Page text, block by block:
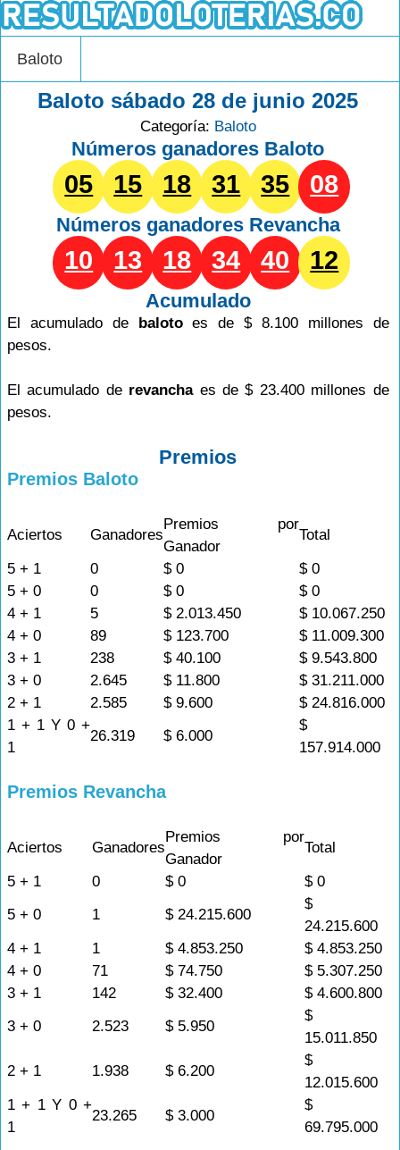
Baloto
Baloto sábado 28 de junio 2025
Categoría: Baloto
Números ganadores Baloto
05 15 18 31 35 08
Números ganadores Revancha
10 13 18 34 40 12
Acumulado
El acumulado de balotoes de $ 8.100 millones de
pesos.
El acumulado de revanchaes de $ 23.400 millones de
pesos.
Premios
Premios Baloto
Aciertos Ganadores
Premios por
Ganador
Total
5 + 1
0 $ 0
$ 0
5 + 0
0 $ 0
$ 0
4 + 1
5 $ 2.013.450
$ 10.067.250
4 + 0
89 $ 123.700
$ 11.009.300
3 + 1
238 $ 40.100
$ 9.543.800
3 + 0
2.645 $ 11.800
$ 31.211.000
2 + 1
2.585 $ 9.600
$ 24.816.000
1 + 1 Y 0 +
1
26.319 $ 6.000
$
157.914.000
Premios Revancha
Aciertos Ganadores
Premios por
Ganador
Total
5 + 1
0 $ 0
$ 0
5 + 0
1 $ 24.215.600
$
24.215.600
4 + 1
1 $ 4.853.250
$ 4.853.250
4 + 0
71 $ 74.750
$ 5.307.250
3 + 1
142 $ 32.400
$ 4.600.800
3 + 0
2.523 $ 5.950
$
15.011.850
2 + 1
1.938 $ 6.200
$
12.015.600
1 + 1 Y 0 +
1
23.265 $ 3.000
$
69.795.000